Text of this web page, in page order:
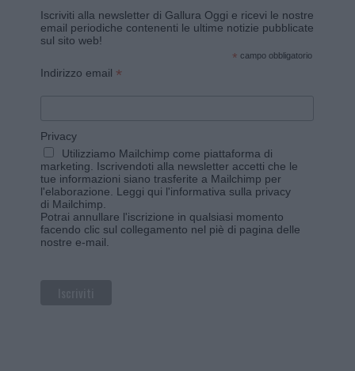
Iscriviti alla newsletter di Gallura Oggi e ricevi le nostre
email periodiche contenenti le ultime notizie pubblicate
sul sito web!
* campo obbligatorio
Indirizzo email *
Privacy
Utilizziamo Mailchimp come piattaforma di
marketing. Iscrivendoti alla newsletter accetti che le
tue informazioni siano trasferite a Mailchimp per
l'elaborazione. Leggi qui l'informativa sulla privacy
di Mailchimp
Potrai annullare l'iscrizione in qualsiasi momento
facendo clic sul collegamento nel piè di pagina delle
nostre e-mail.